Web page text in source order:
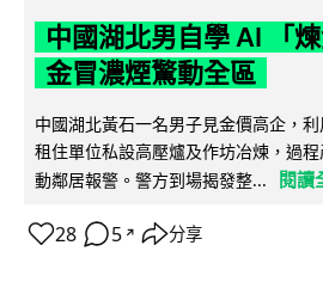
中國湖北男自學 AI 「
金冒濃煙驚動全區
中國湖北黃石一名男子見金價高企，
租住單位私設高壓爐及作坊冶煉，過
動鄰居報警。警方到場揭發整...
閱讀
28 5 ↗ 分享